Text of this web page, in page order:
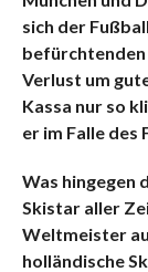
sich der
Verlust um
Kassa nur so
er im Falle des
Was hingegen
Skistar aller
Weltmeister
holländische